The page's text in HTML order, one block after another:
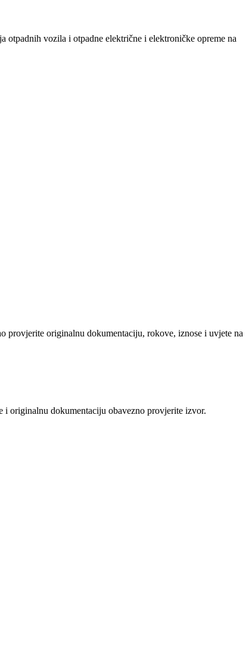
vozila i otpadne električne i elektroničke opreme na
provjerite originalnu dokumentaciju, rokove, iznose i uvjete na
i originalnu dokumentaciju obavezno provjerite izvor.